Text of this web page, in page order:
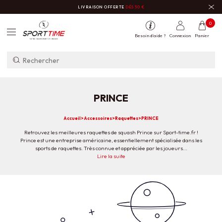
LIVRAISON OFFERTE DÈS 50 €
Besoin d'aide ? Connexion Panier
0
PRINCE
Accueil>Accessoires>Raquettes>PRINCE
Retrouvez les meilleures raquettes de squash Prince sur Sport-time.fr !
Prince est une entreprise américaine, essentiellement spécialisée dans les
sports de raquettes. Très connue et appréciée par les joueurs...
Retrouvez les meilleures raquettes de squash Prince sur Sport-time.fr !
découvrez une gamme à vous couper le souffle ! À votre tour, équipez-vous
comme un champion !
Lire la suite